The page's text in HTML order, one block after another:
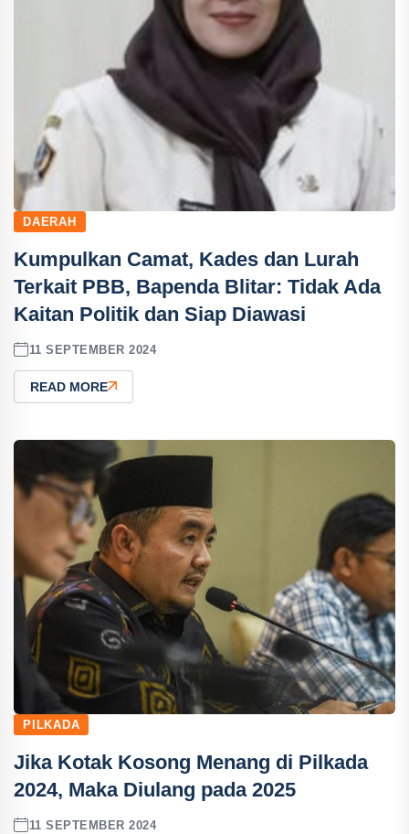
DAERAH
Kumpulkan Camat, Kades dan Lurah
Terkait PBB, Bapenda Blitar: Tidak Ada
Kaitan Politik dan Siap Diawasi
11 SEPTEMBER 2024
READ MORE
PILKADA
Jika Kotak Kosong Menang di Pilkada
2024, Maka Diulang pada 2025
11 SEPTEMBER 2024